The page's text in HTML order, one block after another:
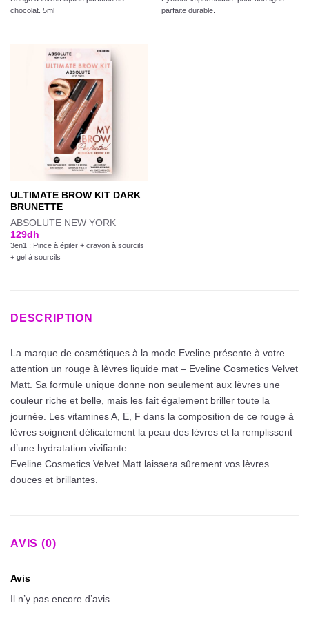
chocolat. 5ml
parfaite durable.
ULTIMATE BROW KIT DARK
BRUNETTE
ABSOLUTE NEW YORK
129dh
3en1 : Pince à épiler + crayon à sourcils
+ gel à sourcils
DESCRIPTION
La marque de cosmétiques à la mode Eveline présente à votre
attention un rouge à lèvres liquide mat – Eveline Cosmetics Velvet
Matt. Sa formule unique donne non seulement aux lèvres une
couleur riche et belle, mais les fait également briller toute la
journée. Les vitamines A, E, F dans la composition de ce rouge à
lèvres soignent délicatement la peau des lèvres et la remplissent
d’une hydratation vivifiante.
Eveline Cosmetics Velvet Matt laissera sûrement vos lèvres
douces et brillantes.
AVIS (0)
Avis
Il n’y pas encore d’avis.